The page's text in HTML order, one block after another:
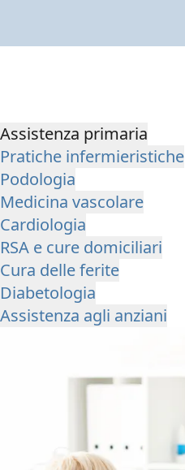
Assistenza primaria
Pratiche infermieristiche
Podologia
Medicina vascolare
Cardiologia
RSA e cure domiciliari
Cura delle ferite
Diabetologia
Assistenza agli anziani